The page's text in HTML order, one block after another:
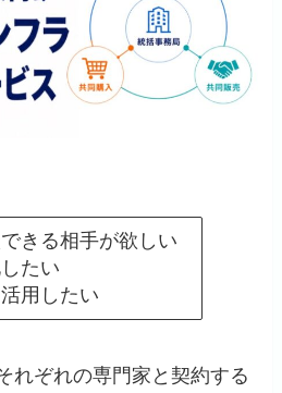
きる相手が欲しい
たい
用したい
れぞれの専門家と契約する